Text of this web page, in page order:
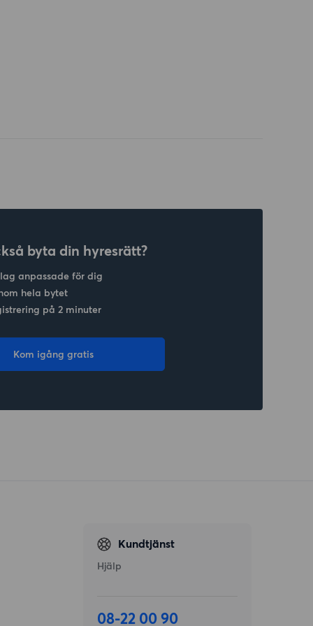
byta din hyresrätt?
anpassade för dig
hela bytet
på 2 minuter
Kom igång gratis
Kundtjänst
Hjälp
08-22 00 90